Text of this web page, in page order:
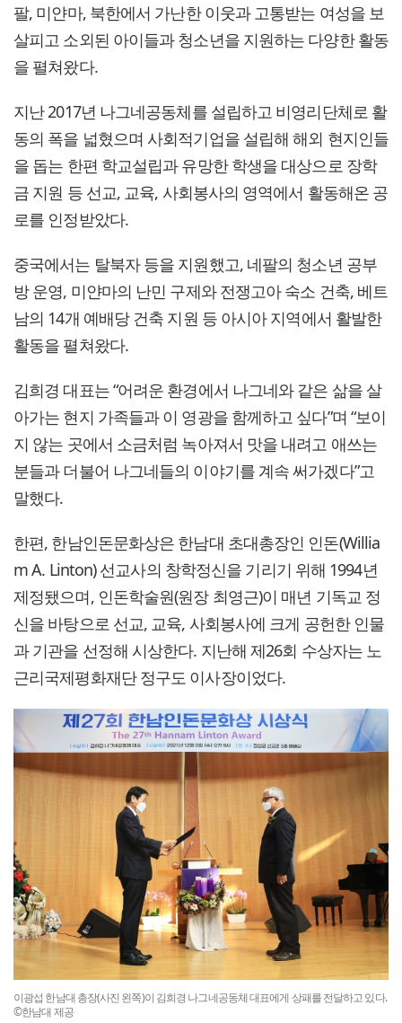
팔, 미얀마, 북한에서 가난한 이웃과 고통받는 여성을 보
살피고 소외된 아이들과 청소년을 지원하는 다양한 활동
을 펼쳐왔다.
지난 2017년 나그네공동체를 설립하고 비영리단체로 활
동의 폭을 넓혔으며 사회적기업을 설립해 해외 현지인들
을 돕는 한편 학교설립과 유망한 학생을 대상으로 장학
금 지원 등 선교, 교육, 사회봉사의 영역에서 활동해온 공
로를 인정받았다.
중국에서는 탈북자 등을 지원했고, 네팔의 청소년 공부
방 운영, 미얀마의 난민 구제와 전쟁고아 숙소 건축, 베트
남의 14개 예배당 건축 지원 등 아시아 지역에서 활발한
활동을 펼쳐왔다.
김희경 대표는 “어려운 환경에서 나그네와 같은 삶을 살
아가는 현지 가족들과 이 영광을 함께하고 싶다”며 “보이
지 않는 곳에서 소금처럼 녹아져서 맛을 내려고 애쓰는
분들과 더불어 나그네들의 이야기를 계속 써가겠다”고
말했다.
한편, 한남인돈문화상은 한남대 초대총장인 인돈(Willia
m A. Linton) 선교사의 창학정신을 기리기 위해 1994년
제정됐으며, 인돈학술원(원장 최영근)이 매년 기독교 정
신을 바탕으로 선교, 교육, 사회봉사에 크게 공헌한 인물
과 기관을 선정해 시상한다. 지난해 제26회 수상자는 노
근리국제평화재단 정구도 이사장이었다.
이광섭 한남대 총장(사진 왼쪽)이 김희경 나그네공동체 대표에게 상패를 전달하고 있다.
©한남대 제공